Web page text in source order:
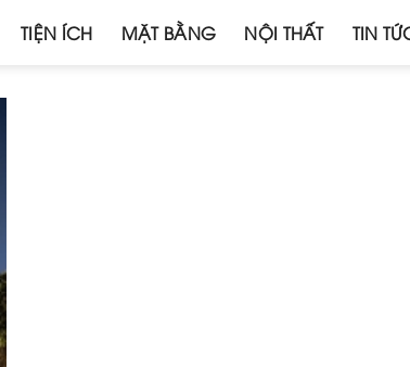
TIỆN ÍCH MẶT BẰNG NỘI THẤT TIN